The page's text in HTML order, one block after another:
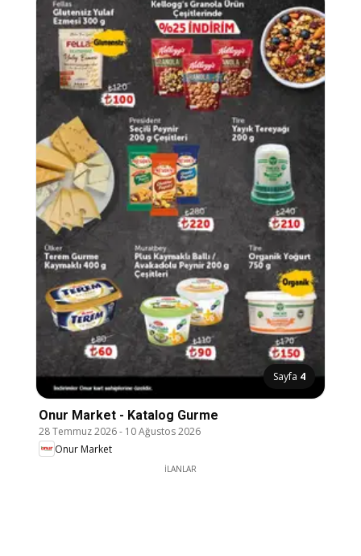
Sayfa 4
Onur Market - Katalog Gurme
28 Temmuz 2026- 10 Ağustos 2026
Onur Market
İLANLAR